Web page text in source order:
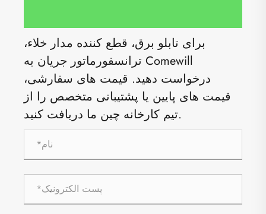
برای تابلو برق، قطع کننده مدار خلاء،
ترانسفورماتور جریان به Comewill
درخواست دهید. قیمت های سفارشی،
قیمت های پایین یا پشتیبانی متخصص را از
تیم کارخانه چین ما دریافت کنید.